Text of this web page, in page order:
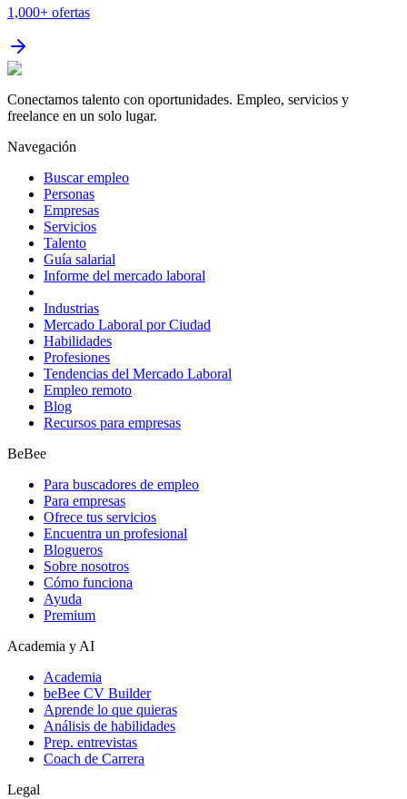
1,000+ ofertas
Conectamos talento con oportunidades. Empleo, servicios y
freelance en un solo lugar.
Navegación
Buscar empleo
Personas
Empresas
Servicios
Talento
Guía salarial
Informe del mercado laboral
Industrias
Mercado Laboral por Ciudad
Habilidades
Profesiones
Tendencias del Mercado Laboral
Empleo remoto
Blog
Recursos para empresas
BeBee
Para buscadores de empleo
Para empresas
Ofrece tus servicios
Encuentra un profesional
Blogueros
Sobre nosotros
Cómo funciona
Ayuda
Premium
Academia y AI
Academia
beBee CV Builder
Aprende lo que quieras
Análisis de habilidades
Prep. entrevistas
Coach de Carrera
Legal